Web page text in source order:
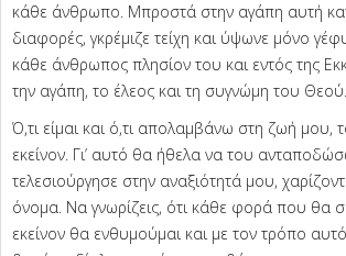
κάθε άνθρωπο. Μπροστά στην αγάπη αυτή
διαφορές, γκρέμιζε τείχη και ύψωνε μόνο
κάθε άνθρωπος πλησίον του και εντός της
την αγάπη, το έλεος και τη συγνώμη του Θεού.
Ό,τι είμαι και ό,τι απολαμβάνω στη ζωή μου,
εκείνον. Γι’ αυτό θα ήθελα να του
τελεσιούργησε στην αναξιότητά μου,
όνομα. Να γνωρίζεις, ότι κάθε φορά που θα
εκείνον θα ενθυμούμαι και με τον τρόπο